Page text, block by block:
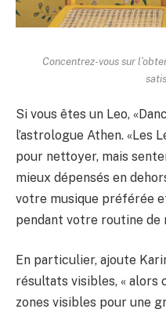
Concentrez-vous sur
Si vous êtes un Leo,
l’astrologue Athen. «Les
pour nettoyer, mais
mieux dépensés en
votre musique préférée
pendant votre routine de
En particulier, ajoute
résultats visibles, « alors
zones visibles pour une